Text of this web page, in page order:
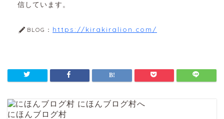
信しています。
BLOG： https://kirakiralion.com/
にほんブログ村